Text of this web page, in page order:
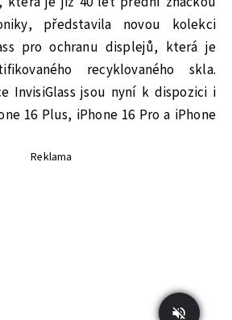
představila novou kolekci
pro ochranu displejů, která je
recyklovaného skla.
InvisiGlass jsou nyní k dispozici i
16 Plus, iPhone 16 Pro a iPhone
Reklama